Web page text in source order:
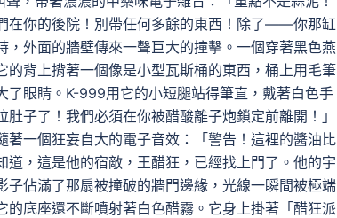
在你的後院！別帶任何多餘的東西！除了——你那缸
外面的牆壁傳來一聲巨大的撞擊。一個穿著黑色燕
背上揹著一個像是小型瓦斯桶的東西，桶上用毛筆
眼睛。K-999用它的小短腿站得筆直，戴著白色手
子了！我們必須在你被醋酸離子炮鎖定前離開！」
一個狂妄自大的電子音效：「警告！這裡的醬油比
，這是他的宿敵，王醋狂，已經找上門了。他的宇
佔滿了那扇被撞破的牆門邊緣，光線一瞬間被極端
底座還不斷噴射著白色醋霧。它身上掛著「醋狂派